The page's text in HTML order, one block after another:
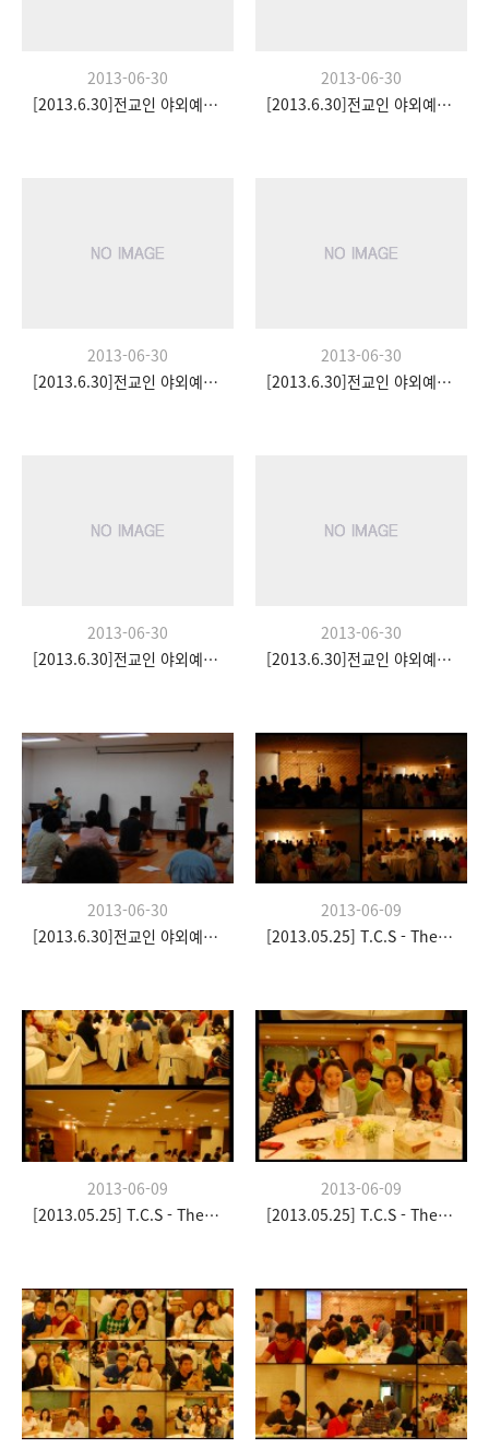
2013-06-30
[2013.6.30]전교인 야외예배- 팀수양관
2013-06-30
[2013.6.30]전교인 야외예배- 팀수양관
2013-06-30
[2013.6.30]전교인 야외예배- 팀수양관
2013-06-30
[2013.6.30]전교인 야외예배- 팀수양관
2013-06-30
[2013.6.30]전교인 야외예배- 팀수양관
2013-06-30
[2013.6.30]전교인 야외예배- 팀수양관
2013-06-30
[2013.6.30]전교인 야외예배- 팀수양관
2013-06-09
[2013.05.25] T.C.S - The Church Stay
2013-06-09
[2013.05.25] T.C.S - The Church Stay
2013-06-09
[2013.05.25] T.C.S - The Church Stay